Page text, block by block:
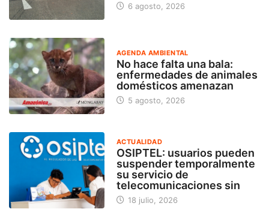
6 agosto, 2026
AGENDA AMBIENTAL
No hace falta una bala:
enfermedades de animales
domésticos amenazan
5 agosto, 2026
ACTUALIDAD
OSIPTEL: usuarios pueden
suspender temporalmente
su servicio de
telecomunicaciones sin
18 julio, 2026